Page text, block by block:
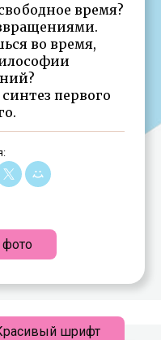
время?
во время,
первого
фото
шрифт